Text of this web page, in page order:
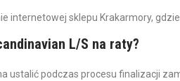
internetowej sklepu Krakarmory,
L/S na raty?
ustalić podczas procesu finalizacji